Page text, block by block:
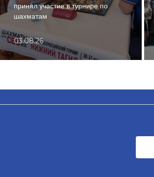
принял участие в турнире по
шахматам
03.08.26